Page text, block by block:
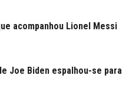
acompanhou Lionel Messi
Joe Biden espalhou-se para